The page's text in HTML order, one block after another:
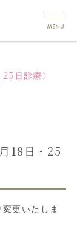
日診療）
18日・25
更いたしま